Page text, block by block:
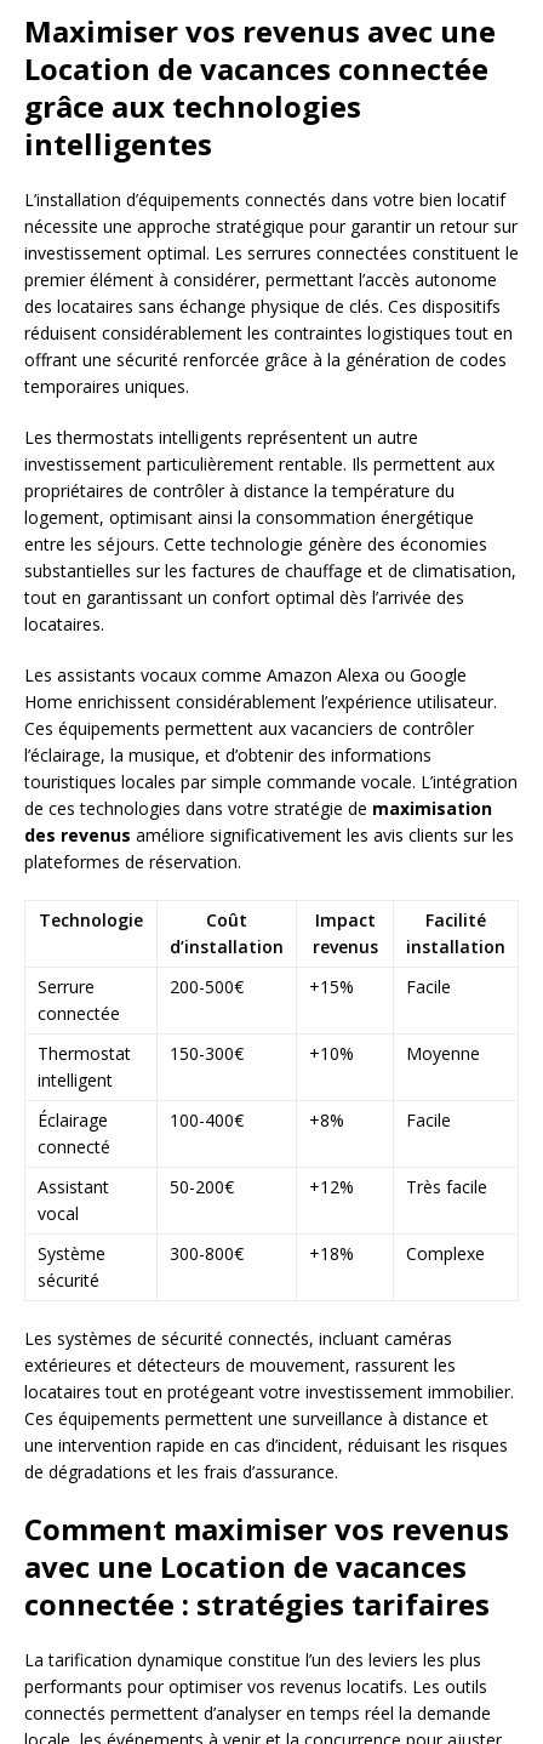
Maximiser vos revenus avec une
Location de vacances connectée
grâce aux technologies
intelligentes
L’installation d’équipements connectés dans votre bien locatif
nécessite une approche stratégique pour garantir un retour sur
investissement optimal. Les serrures connectées constituent le
premier élément à considérer, permettant l’accès autonome
des locataires sans échange physique de clés. Ces dispositifs
réduisent considérablement les contraintes logistiques tout en
offrant une sécurité renforcée grâce à la génération de codes
temporaires uniques.
Les thermostats intelligents représentent un autre
investissement particulièrement rentable. Ils permettent aux
propriétaires de contrôler à distance la température du
logement, optimisant ainsi la consommation énergétique
entre les séjours. Cette technologie génère des économies
substantielles sur les factures de chauffage et de climatisation,
tout en garantissant un confort optimal dès l’arrivée des
locataires.
Les assistants vocaux comme Amazon Alexa ou Google
Home enrichissent considérablement l’expérience utilisateur.
Ces équipements permettent aux vacanciers de contrôler
l’éclairage, la musique, et d’obtenir des informations
touristiques locales par simple commande vocale. L’intégration
de ces technologies dans votre stratégie de maximisation
des revenus améliore significativement les avis clients sur les
plateformes de réservation.
Technologie
Coût
d’installation
Impact
revenus
Facilité
installation
Serrure
connectée
200-500€ +15% Facile
Thermostat
intelligent
150-300€ +10% Moyenne
Éclairage
connecté
100-400€ +8% Facile
Assistant
vocal
50-200€ +12% Très facile
Système
sécurité
300-800€ +18% Complexe
Les systèmes de sécurité connectés, incluant caméras
extérieures et détecteurs de mouvement, rassurent les
locataires tout en protégeant votre investissement immobilier.
Ces équipements permettent une surveillance à distance et
une intervention rapide en cas d’incident, réduisant les risques
de dégradations et les frais d’assurance.
Comment maximiser vos revenus
avec une Location de vacances
connectée : stratégies tarifaires
La tarification dynamique constitue l’un des leviers les plus
performants pour optimiser vos revenus locatifs. Les outils
connectés permettent d’analyser en temps réel la demande